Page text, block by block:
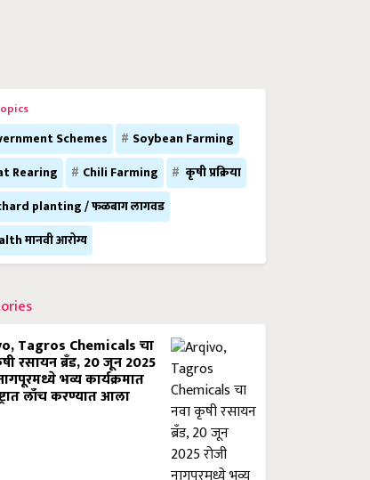
Schemes
Soybean Farming
Rearing
Chili Farming
कृषी प्रक्रिया
planting / फळबाग लागवड
मानवी आरोग्य
Tagros Chemicals चा
रसायन ब्रँड, 20 जून 2025
भव्य कार्यक्रमात
लाँच करण्यात आला